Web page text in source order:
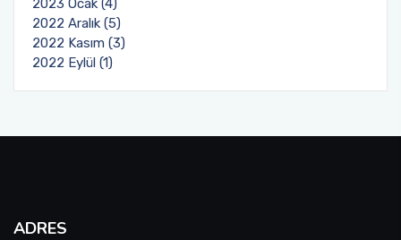
2023 Ocak (4)
2022 Aralık (5)
2022 Kasım (3)
2022 Eylül (1)
ADRES